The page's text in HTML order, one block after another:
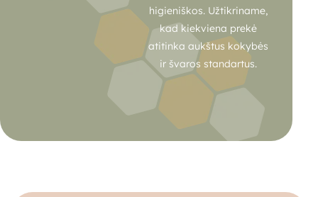
higieniškos. Užtikriname,
kad kiekviena prekė
atitinka aukštus kokybės
ir švaros standartus.